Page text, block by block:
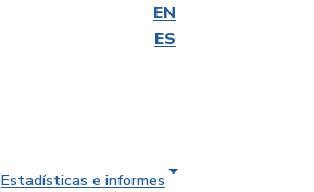
EN
ES
Estadísticas e informes